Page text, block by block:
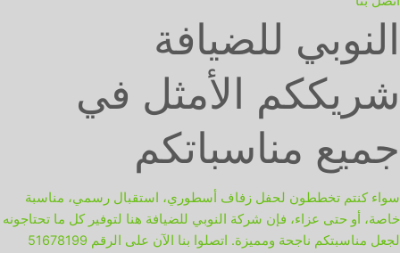
النوبي للضيافة
شريككم الأمثل في
جميع مناسباتكم
سواء كنتم تخططون لحفل زفاف أسطوري، استقبال رسمي، مناسبة
خاصة، أو حتى عزاء، فإن شركة النوبي للضيافة هنا لتوفير كل ما تحتاجونه
لجعل مناسبتكم ناجحة ومميزة. اتصلوا بنا الآن على الرقم 51678199